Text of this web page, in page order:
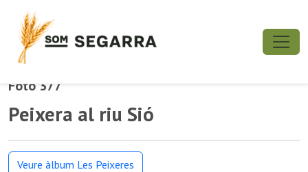
Foto 377
Peixera al riu Sió
Veure àlbum Les Peixeres